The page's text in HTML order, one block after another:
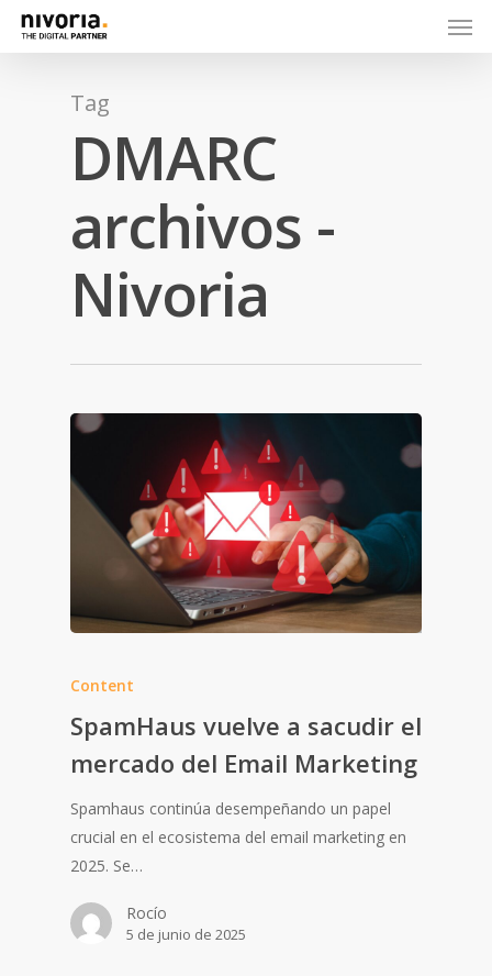
Tag
DMARC
archivos -
Nivoria
Content
SpamHaus vuelve a sacudir el
mercado del Email Marketing
Spamhaus continúa desempeñando un papel
crucial en el ecosistema del email marketing en
2025. Se…
Rocío
5 de junio de 2025